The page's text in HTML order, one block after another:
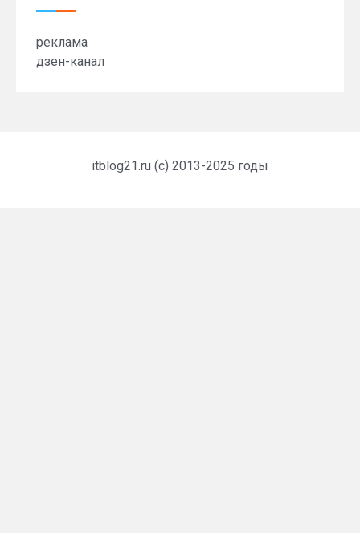
реклама
дзен-канал
itblog21.ru (c) 2013-2025 годы